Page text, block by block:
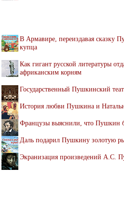
В Армавире, переиздавая сказку
купца
Как гигант русской литературы
африканским корням
Государственный Пушкинский
История любви Пушкина и
Французы выяснили, что Пушкин
Даль подарил Пушкину золотую
Экранизация произведений А.С.